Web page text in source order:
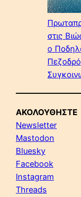
στις
ο
ΑΚΟΛΟΥΘΗΣΤΕ
Newsletter
Mastodon
Bluesky
Facebook
Instagram
Threads